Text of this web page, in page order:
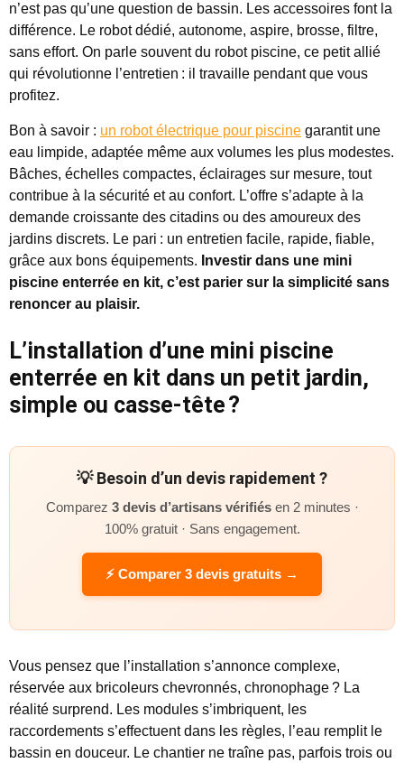
n’est pas qu’une question de bassin. Les accessoires font la
différence. Le robot dédié, autonome, aspire, brosse, filtre,
sans effort. On parle souvent du robot piscine, ce petit allié
qui révolutionne l’entretien : il travaille pendant que vous
profitez.
Bon à savoir : un robot électrique pour piscine garantit une
eau limpide, adaptée même aux volumes les plus modestes.
Bâches, échelles compactes, éclairages sur mesure, tout
contribue à la sécurité et au confort. L’offre s’adapte à la
demande croissante des citadins ou des amoureux des
jardins discrets. Le pari : un entretien facile, rapide, fiable,
grâce aux bons équipements. Investir dans une mini
piscine enterrée en kit, c’est parier sur la simplicité sans
renoncer au plaisir.
L’installation d’une mini piscine
enterrée en kit dans un petit jardin,
simple ou casse-tête ?
💡 Besoin d’un devis rapidement ?
Comparez 3 devis d’artisans vérifiésen 2 minutes ·
100% gratuit · Sans engagement.
⚡ Comparer 3 devis gratuits →
Vous pensez que l’installation s’annonce complexe,
réservée aux bricoleurs chevronnés, chronophage ? La
réalité surprend. Les modules s’imbriquent, les
raccordements s’effectuent dans les règles, l’eau remplit le
bassin en douceur. Le chantier ne traîne pas, parfois trois ou